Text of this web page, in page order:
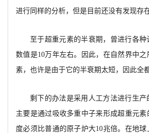
进行同样的分析，但是目前还没有发现存
至于超重元素的半衰期， 曾进行各种
数值是10万年左右。因此，在自然界中之
素， 也许是由于它的半衰期太短，因此全
剩下的办法是采用人工方法进行生产
主要是通过吸收多重中子来形成超重元
度必须比普通的原子炉大10兆倍。 在地球